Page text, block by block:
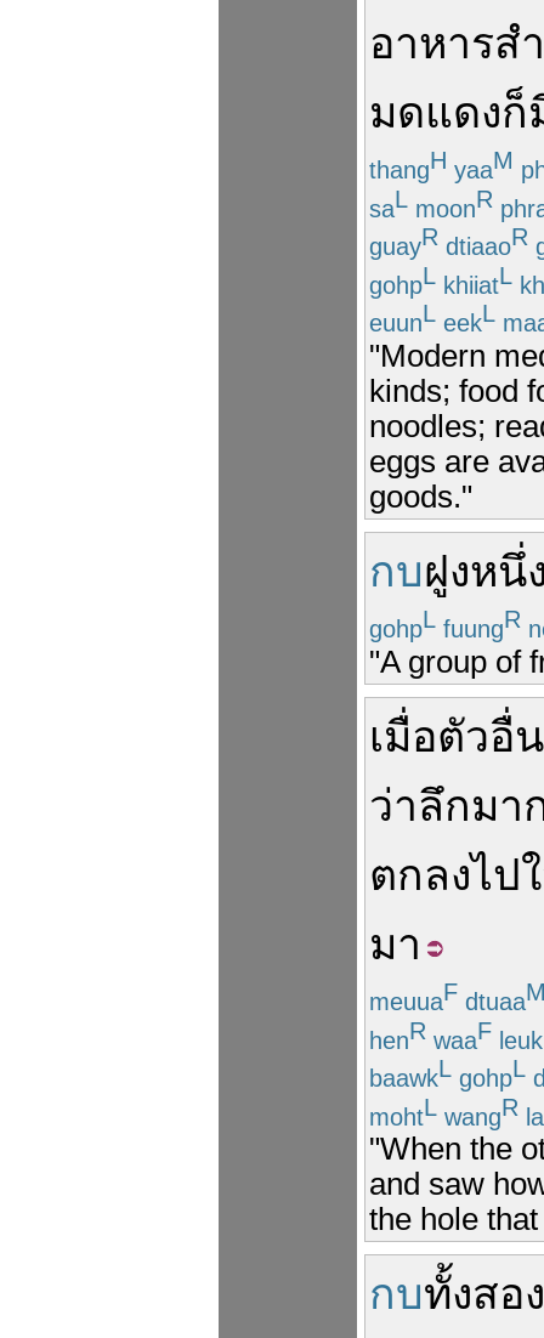
อาหารส
มดแดงก็
thangH yaaM
saL moonR
guayR dtiaaoR
gohpL khiiatL
euunL eekL
"Modern
kinds; food
noodles;
eggs are
goods."
กบฝูงหนึ่
gohpL fuungR
"A group of
เมื่อตัวอื่น
ว่าลึกมา
ตกลงไป
มา
meuuaF dtuaa
henR waaF leuk
baawkL gohpL
mohtL wangR
"When the
and saw
the hole
กบทั้งสอง